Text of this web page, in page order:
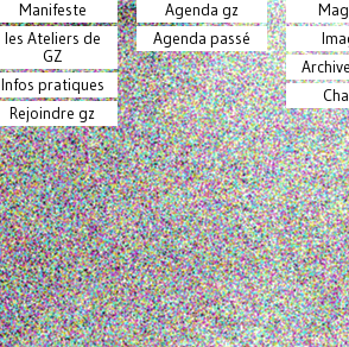
Manifeste
les Ateliers de
GZ
Infos pratiques
Rejoindre gz
Agenda gz
Agenda passé